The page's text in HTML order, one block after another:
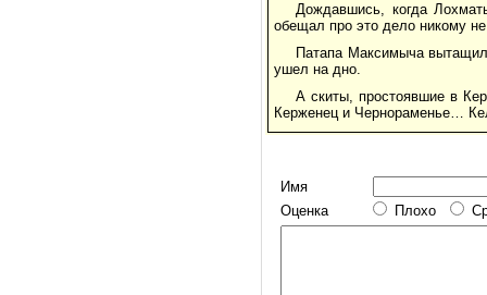
Дождавшись, когда
обещал про это дело никому
Патапа Максимыча
ушел на дно.
А скиты, простоявшие в
Керженец и Чернораменье…
Имя
Оценка
Плохо